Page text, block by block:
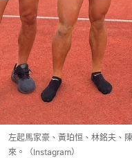
左起馬家豪、黃珀恒、林銘夫、
來。（Instagram）